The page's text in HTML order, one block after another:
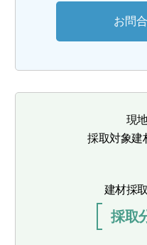
お問
現
採取対象建
建材採
採取